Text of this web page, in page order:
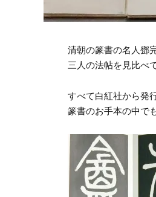
清朝の篆書の名人鄧
三人の法帖を見比べ
すべて白紅社から発
篆書のお手本の中で